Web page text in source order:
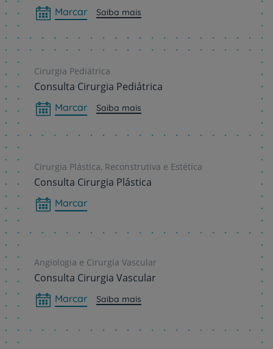
Marcar Saiba mais
Cirurgia Pediátrica
Consulta Cirurgia Pediátrica
Marcar Saiba mais
Cirurgia Plástica, Reconstrutiva e Estética
Consulta Cirurgia Plástica
Marcar
Angiologia e Cirurgia Vascular
Consulta Cirurgia Vascular
Marcar Saiba mais